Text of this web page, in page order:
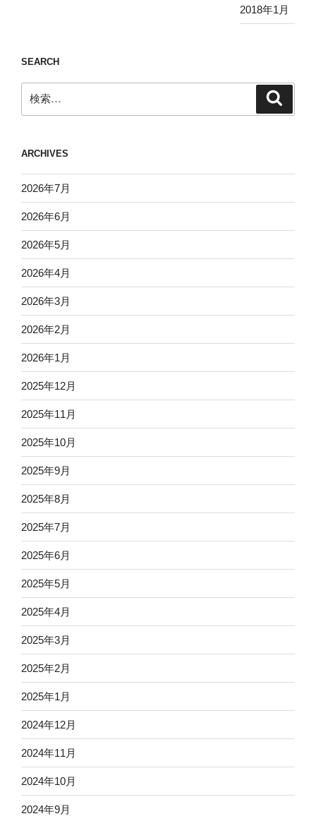
2018年1月
SEARCH
索:
ARCHIVES
2026年7月
2026年6月
2026年5月
2026年4月
2026年3月
2026年2月
2026年1月
2025年12月
2025年11月
2025年10月
2025年9月
2025年8月
2025年7月
2025年6月
2025年5月
2025年4月
2025年3月
2025年2月
2025年1月
2024年12月
2024年11月
2024年10月
2024年9月